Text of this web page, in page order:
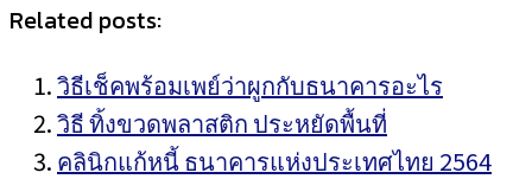
Related posts:
วิธีเช็คพร้อมเพย์ว่าผูกกับธนาคารอะไร
วิธี ทิ้งขวดพลาสติก ประหยัดพื้นที่
คลินิกแก้หนี้ ธนาคารแห่งประเทศไทย 2564